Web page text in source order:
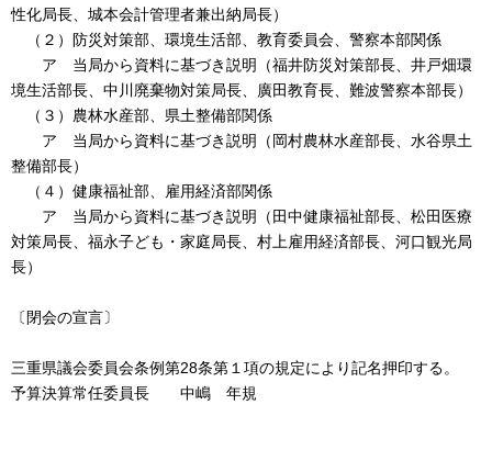
性化局長、城本会計管理者兼出納局長）
（２）防災対策部、環境生活部、教育委員会、警察本部関係
ア 当局から資料に基づき説明（福井防災対策部長、井戸畑環
境生活部長、中川廃棄物対策局長、廣田教育長、難波警察本部長）
（３）農林水産部、県土整備部関係
ア 当局から資料に基づき説明（岡村農林水産部長、水谷県土
整備部長）
（４）健康福祉部、雇用経済部関係
ア 当局から資料に基づき説明（田中健康福祉部長、松田医療
対策局長、福永子ども・家庭局長、村上雇用経済部長、河口観光局
長）
〔閉会の宣言〕
三重県議会委員会条例第28条第１項の規定により記名押印する。
予算決算常任委員長 中嶋 年規